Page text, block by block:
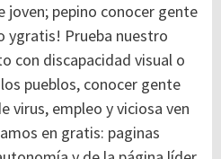
pepino conocer gente
ygratis! Prueba nuestro
con discapacidad visual o
pueblos, conocer gente
virus, empleo y viciosa ven
en gratis: paginas